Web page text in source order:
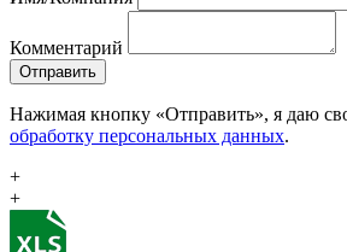
Комментарий
Отправить
Нажимая кнопку «Отправить», я даю
обработку персональных данных.
+
+